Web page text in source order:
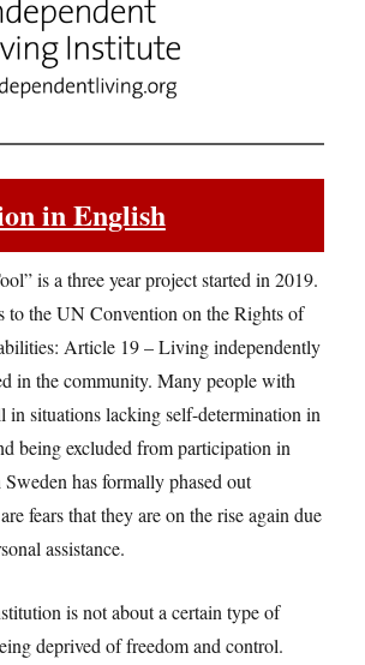
in English
is a three year project started in 2019.
to the UN Convention on the Rights of
Article 19 – Living independently
in the community. Many people with
in situations lacking self-determination in
being excluded from participation in
has formally phased out
fears that they are on the rise again due
assistance.
is not about a certain type of
deprived of freedom and control.